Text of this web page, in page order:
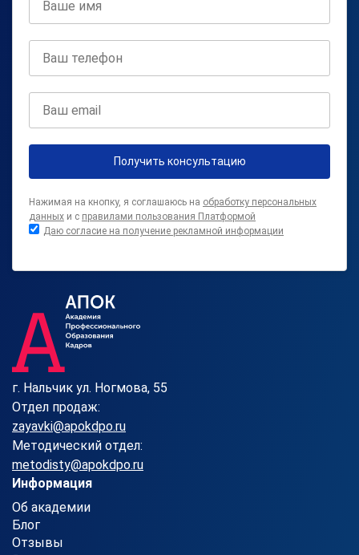
Получить консультацию
Нажимая на кнопку, я соглашаюсь на обработку персональных
данных и с правилами пользования Платформой
Даю согласие на получение рекламной информации
г. Нальчик ул. Ногмова, 55
Отдел продаж:
zayavki@apokdpo.ru
Методический отдел:
metodisty@apokdpo.ru
Информация
Об академии
Блог
Отзывы